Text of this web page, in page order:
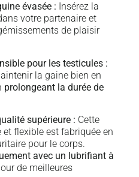
évasée : Insérez la
votre partenaire et
de plaisir
pour les testicules :
la gaine bien en
prolongeant la durée de
supérieure : Cette
et flexible est fabriquée en
pour le corps.
avec un lubrifiant à
de meilleures